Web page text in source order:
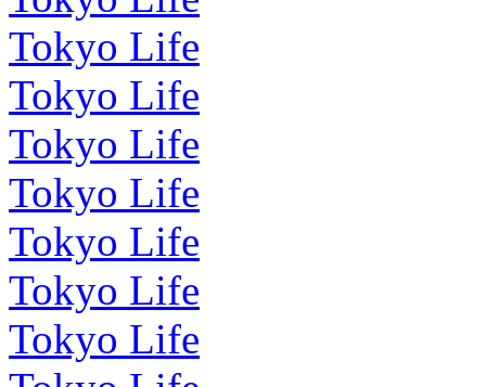
Tokyo Life
Tokyo Life
Tokyo Life
Tokyo Life
Tokyo Life
Tokyo Life
Tokyo Life